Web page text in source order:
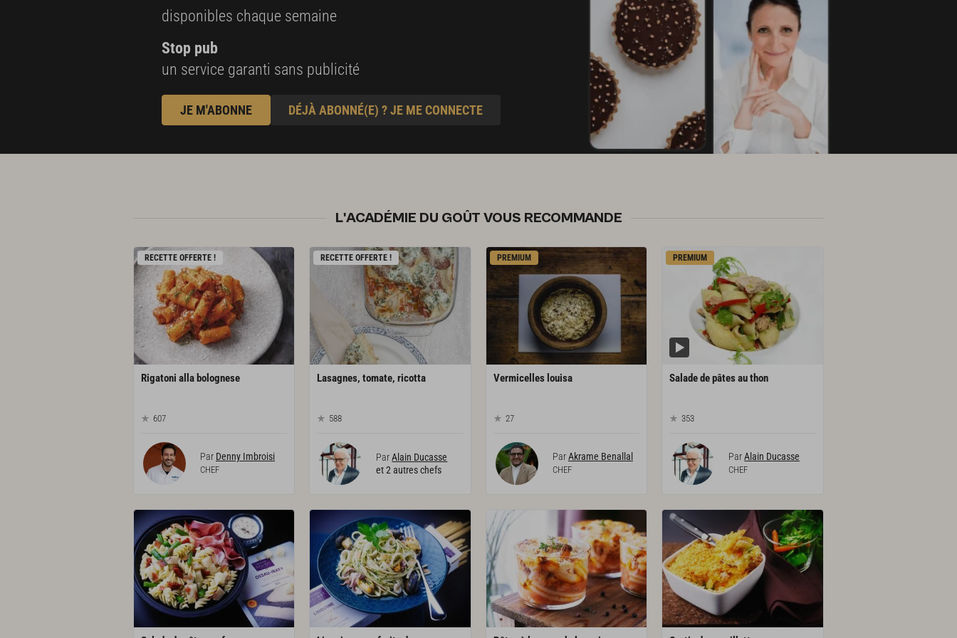
disponibles chaque semaine
Stop pub
un service garanti sans publicité
JE M'ABONNE DÉJÀ ABONNÉ(E) ? JE ME CONNECTE
L'ACADÉMIE DU GOÛT VOUS RECOMMANDE
RECETTE OFFERTE !
Rigatoni alla bolognese
607
Par Denny Imbroisi
CHEF
RECETTE OFFERTE !
Lasagnes, tomate, ricotta
588
ParAlain Ducasse
et 2 autres chefs
PREMIUM
Vermicelles louisa
27
ParAkrame Benallal
CHEF
PREMIUM
Saladedepâtesauthon
353
ParAlain Ducasse
CHEF